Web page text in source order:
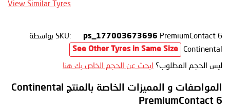
View Similar Tyres
SKU: ps_177003673696 PremiumContact 6
بواسطة
Continental
See Other Tyres in Same Size
ليس الحجم المطلوب؟ ابحث عن الحجم الخاص بك هنا
المواصفات و المميزات الخاصة بالمنتج Continental
PremiumContact 6